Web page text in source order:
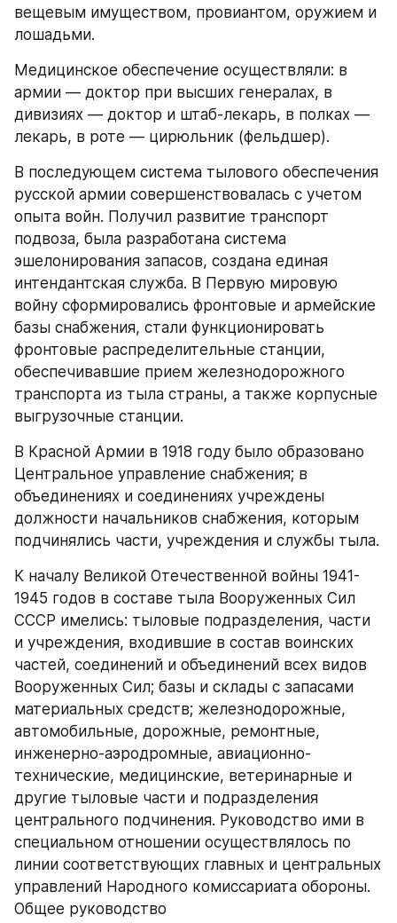
вещевым имуществом, провиантом, оружием и
лошадьми.
Медицинское обеспечение осуществляли: в
армии — доктор при высших генералах, в
дивизиях — доктор и штаб-лекарь, в полках —
лекарь, в роте — цирюльник (фельдшер).
В последующем система тылового обеспечения
русской армии совершенствовалась с учетом
опыта войн. Получил развитие транспорт
подвоза, была разработана система
эшелонирования запасов, создана единая
интендантская служба. В Первую мировую
войну сформировались фронтовые и армейские
базы снабжения, стали функционировать
фронтовые распределительные станции,
обеспечивавшие прием железнодорожного
транспорта из тыла страны, а также корпусные
выгрузочные станции.
В Красной Армии в 1918 году было образовано
Центральное управление снабжения; в
объединениях и соединениях учреждены
должности начальников снабжения, которым
подчинялись части, учреждения и службы тыла.
К началу Великой Отечественной войны 1941-
1945 годов в составе тыла Вооруженных Сил
СССР имелись: тыловые подразделения, части
и учреждения, входившие в состав воинских
частей, соединений и объединений всех видов
Вооруженных Сил; базы и склады с запасами
материальных средств; железнодорожные,
автомобильные, дорожные, ремонтные,
инженерно-аэродромные, авиационно-
технические, медицинские, ветеринарные и
другие тыловые части и подразделения
центрального подчинения. Руководство ими в
специальном отношении осуществлялось по
линии соответствующих главных и центральных
управлений Народного комиссариата обороны.
Общее руководство